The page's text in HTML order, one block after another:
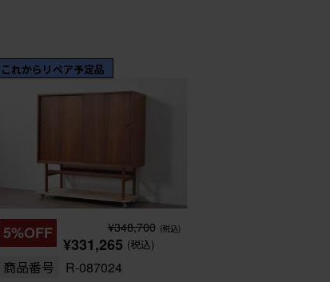
これからリペア予定品
5%OFF ¥348,700 (税込)
¥331,265 (税込)
商品番号 R-087024